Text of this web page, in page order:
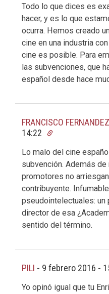
Todo lo que dices es
hacer, y es lo que
ocurra. Hemos creado
cine en una industria
cine es posible. Para
las subvenciones, que
español desde hace
FRANCISCO
14:22
Lo malo del cine
subvención. Además
promotores no
contribuyente.
pseudointelectuales: un
director de esa
sentido del término.
PILI - 9 febrero 2016 -
Yo opinó igual que tu